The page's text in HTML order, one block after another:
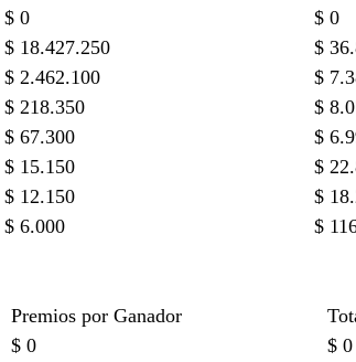
$ 0
$ 0
$ 18.427.250
$
$ 2.462.100
$
$ 218.350
$
$ 67.300
$
$ 15.150
$
$ 12.150
$
$ 6.000 $
Premios por Ganador
$ 0
$ 0